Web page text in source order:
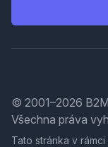
© 2001–2026
Všechna práva
Tato stránka v